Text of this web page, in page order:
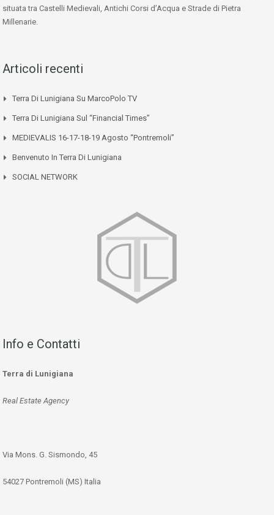
situata tra Castelli Medievali, Antichi Corsi d’Acqua e Strade di Pietra
Millenarie.
Articoli recenti
Terra Di Lunigiana Su MarcoPolo TV
Terra Di Lunigiana Sul “Financial Times”
MEDIEVALIS 16-17-18-19 Agosto “Pontremoli”
Benvenuto In Terra Di Lunigiana
SOCIAL NETWORK
Info e Contatti
Terra di Lunigiana
Real Estate Agency
Via Mons. G. Sismondo, 45
54027 Pontremoli (MS) Italia